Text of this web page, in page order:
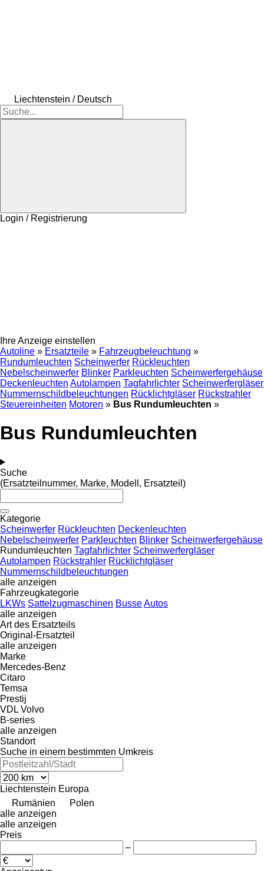
Liechtenstein / Deutsch
Login / Registrierung
Ihre Anzeige einstellen
Autoline » Ersatzteile » Fahrzeugbeleuchtung »
Rundumleuchten Scheinwerfer Rückleuchten
Nebelscheinwerfer Blinker Parkleuchten Scheinwerfergehäuse
Deckenleuchten Autolampen Tagfahrlichter Scheinwerfergläser
Nummernschildbeleuchtungen Rücklichtgläser Rückstrahler
Steuereinheiten Motoren » Bus Rundumleuchten »
Bus Rundumleuchten
Suche
(Ersatzteilnummer, Marke, Modell, Ersatzteil)
Kategorie
Scheinwerfer Rückleuchten Deckenleuchten
Nebelscheinwerfer Parkleuchten Blinker Scheinwerfergehäuse
Rundumleuchten Tagfahrlichter Scheinwerfergläser
Autolampen Rückstrahler Rücklichtgläser
Nummernschildbeleuchtungen
alle anzeigen
Fahrzeugkategorie
LKWs Sattelzugmaschinen BusseAutos
alle anzeigen
Art des Ersatzteils
Original-Ersatzteil
alle anzeigen
Marke
Mercedes-Benz
Citaro
Temsa
Prestij
VDL Volvo
B-series
alle anzeigen
Standort
Suche in einem bestimmten Umkreis
Liechtenstein Europa
Rumänien
Polen
alle anzeigen
alle anzeigen
Preis
–